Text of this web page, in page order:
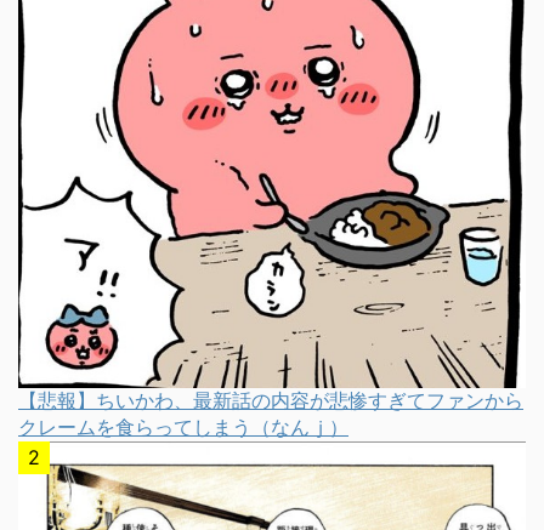
【悲報】ちいかわ、最新話の内容が悲惨すぎてファンから
クレームを食らってしまう（なんｊ）